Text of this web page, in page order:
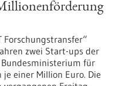
Forschungstransfer“
zwei Start-ups der
für
einer Million Euro. Die